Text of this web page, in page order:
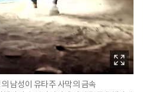
남성이 유타주 사막의 금속